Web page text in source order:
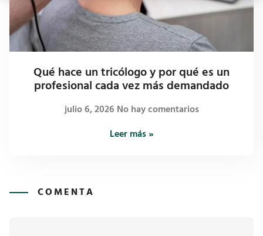
Qué hace un tricólogo y por qué es un
profesional cada vez más demandado
julio 6, 2026 No hay comentarios
Leer más »
COMENTA